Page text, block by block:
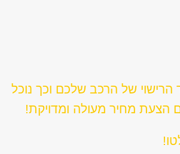
של הרכב שלכם וכך נוכל
הצעת מחיר מעולה ומדויקת!